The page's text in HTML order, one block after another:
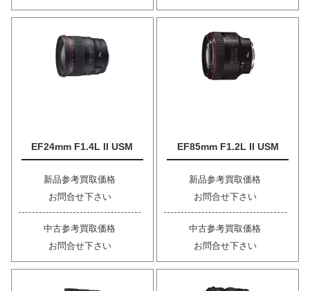
EF24mm F1.4L II USM
新品参考買取価格
お問合せ下さい
中古参考買取価格
お問合せ下さい
EF85mm F1.2L II USM
新品参考買取価格
お問合せ下さい
中古参考買取価格
お問合せ下さい